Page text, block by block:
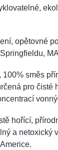
opětovné
100% směs
pro čisté
hořící,
a netoxický